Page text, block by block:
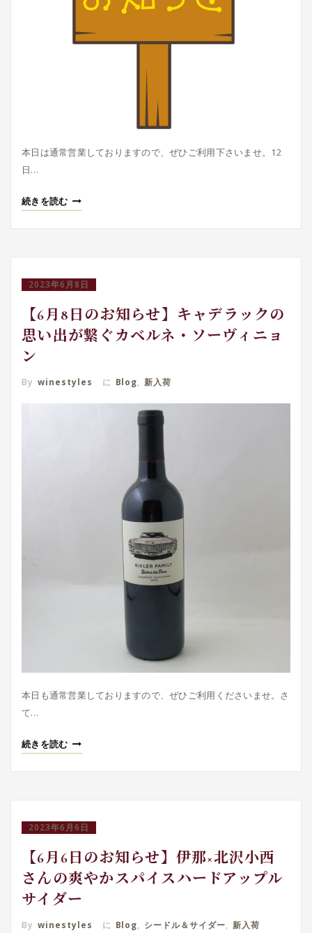
本日は通常営業しておりますので、ぜひご利用下さいませ。12
日…
続きを読む
2023年6月8日
【6月8日のお知らせ】キャデラックの
思い出が繋ぐカベルネ・ソーヴィニョ
ン
By winestyles に Blog, 新入荷
本日も通常営業しておりますので、ぜひご利用くださいませ。さ
て…
続きを読む
2023年6月6日
【6月6日のお知らせ】伊那×北沢小西
さんの爽やかスパイスハードアップル
サイダー
By winestyles に Blog, シードル＆サイダー, 新入荷